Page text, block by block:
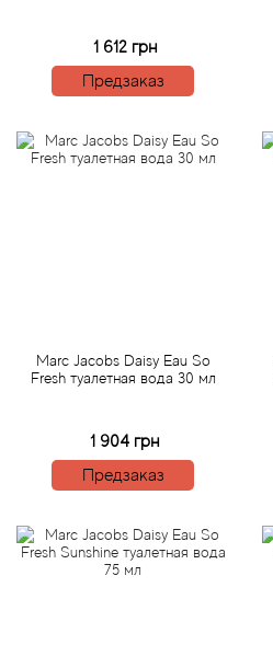
1 612 грн
Предзаказ
Marc Jacobs Daisy Eau So
Fresh туалетная вода 30 мл
1 904 грн
Предзаказ
ArteOlfatto
Asgharali
Athena's
Atkinsons
Au Pays de la Fleur d’Oranger